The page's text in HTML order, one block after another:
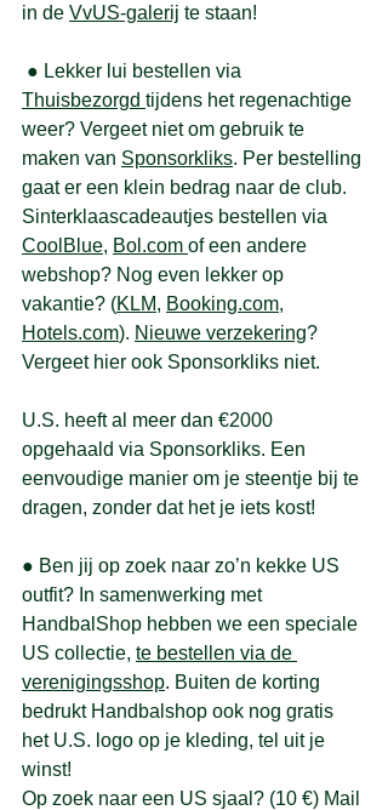
in de VvUS-galerij te staan!
● Lekker lui bestellen via
Thuisbezorgd tijdens het regenachtige
weer? Vergeet niet om gebruik te
maken van Sponsorkliks. Per bestelling
gaat er een klein bedrag naar de club.
Sinterklaascadeautjes bestellen via
CoolBlue, Bol.com of een andere
webshop? Nog even lekker op
vakantie? (KLM, Booking.com,
Hotels.com). Nieuwe verzekering?
Vergeet hier ook Sponsorkliks niet.
U.S. heeft al meer dan €2000
opgehaald via Sponsorkliks. Een
eenvoudige manier om je steentje bij te
dragen, zonder dat het je iets kost!
● Ben jij op zoek naar zo’n kekke US
outfit? In samenwerking met
HandbalShop hebben we een speciale
US collectie, te bestellen via de
verenigingsshop. Buiten de korting
bedrukt Handbalshop ook nog gratis
het U.S. logo op je kleding, tel uit je
winst!
Op zoek naar een US sjaal? (10 €) Mail